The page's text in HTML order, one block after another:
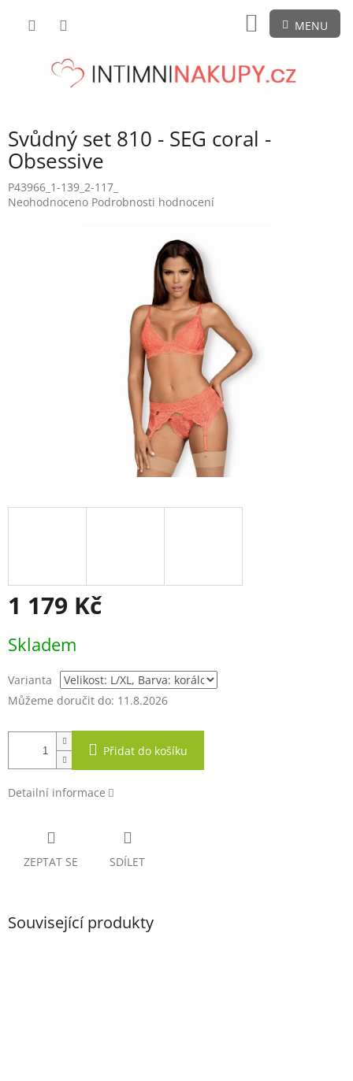
NÁKUPNÍ
KOŠÍK
Svůdný set 810 - SEG coral -
Obsessive
P43966_1-139_2-117_
Průměrné
Neohodnoceno Podrobnosti hodnocení
1 179 Kč
cena:
Skladem
Varianta
Můžeme doručit do: 11.8.2026
Přidat do košíku
Detailní informace
ZEPTAT SE SDÍLET
Související produkty